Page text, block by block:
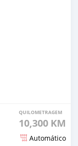
QUILOMETRAGEM
10,300 KM
Automático